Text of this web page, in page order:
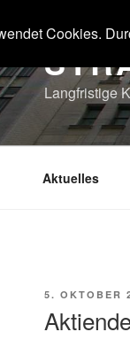
Langfristige
Aktuelles
5. OKTOBER
Cookies.